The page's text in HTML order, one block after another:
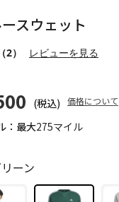
：最大275マイル
スウェット
（2） レビューを見る
(税込) 価格について
ーン